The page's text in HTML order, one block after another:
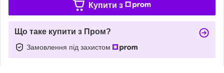
Купити з
Що таке купити з Пром?
Замовлення під захистом